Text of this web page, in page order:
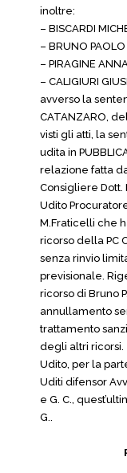
inoltre:
– BISCARDI
– BRUNO
– PIRAGINE
– CALIGIURI
avverso la
CATANZARO,
visti gli atti, la
udita in
relazione fatta
Consigliere Dott.
Udito
M.Fraticelli che
ricorso della PC
senza rinvio
previsionale.
ricorso di Bruno
annullamento
trattamento
degli altri ricorsi.
Udito, per la
Uditi difensor
e G. C.,
G..